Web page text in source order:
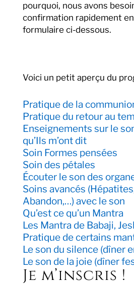
pourquoi, nous avons
confirmation rapidement
formulaire ci-dessous.
Voici un petit aperçu du
Pratique de la
Pratique du retour au
Enseignements sur le
qu’Ils m’ont dit
Soin Formes pensées
Soin des pétales
Écouter le son des
Soins avancés
Abandon,…) avec le son
Qu’est ce qu’un Mantra
Les Mantra de Babaji,
Pratique de certains
Le son du silence (dîner
Le son de la joie (dîner
Je m’inscris !